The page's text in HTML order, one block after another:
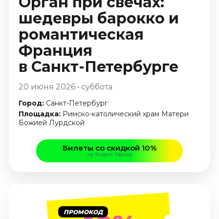
Январь 2027
Стендап
Август 2026
Сентябрь 2026
Октябрь 2026
Декабрь 2026
Выставки
Август 2026
Декабрь 2026
Январь 2027
Сентябрь 2026
Октябрь 2026
шедевры барокко и
романтическая
Франция
в Санкт-Петербурге
20 июня 2026 • суббота
Город: Санкт-Петербург
Площадка: Римско-католический храм Матери
Божией Лурдской
Билеты со скидкой 10%
на Яндекс Афише
ПРОМОКОД